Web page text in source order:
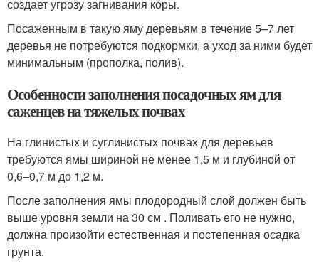
создает угрозу загнивания коры.
Посаженным в такую яму деревьям в течение 5–7 лет
деревья не потребуются подкормки, а уход за ними будет
минимальным (прополка, полив).
Особенности заполнения посадочных ям для
саженцев на тяжелых почвах
На глинистых и суглинистых почвах для деревьев
требуются ямы шириной не менее 1,5 м и глубиной от
0,6–0,7 м до 1,2 м.
После заполнения ямы плодородный слой должен быть
выше уровня земли на 30 см . Поливать его не нужно,
должна произойти естественная и постепенная осадка
грунта.